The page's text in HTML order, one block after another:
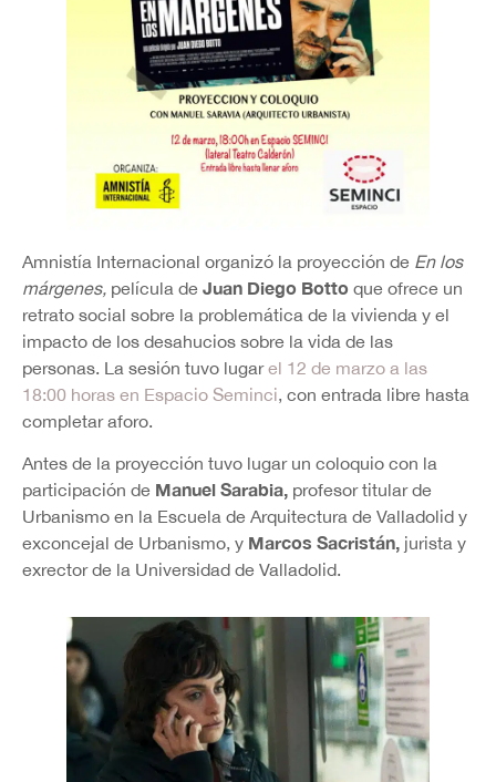
Amnistía Internacional organizó la proyección de En los
márgenes, película de Juan Diego Botto que ofrece un
retrato social sobre la problemática de la vivienda y el
impacto de los desahucios sobre la vida de las
personas. La sesión tuvo lugarel 12 de marzo a las
18:00 horas en Espacio Seminci, con entrada libre hasta
completar aforo.
Antes de la proyección tuvo lugar un coloquio con la
participación de Manuel Sarabia, profesor titular de
Urbanismo en la Escuela de Arquitectura de Valladolid y
exconcejal de Urbanismo, y Marcos Sacristán, jurista y
exrector de la Universidad de Valladolid.